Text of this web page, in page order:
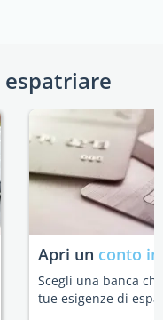
espatriare
Apri un conto
Scegli una banca
tue esigenze di